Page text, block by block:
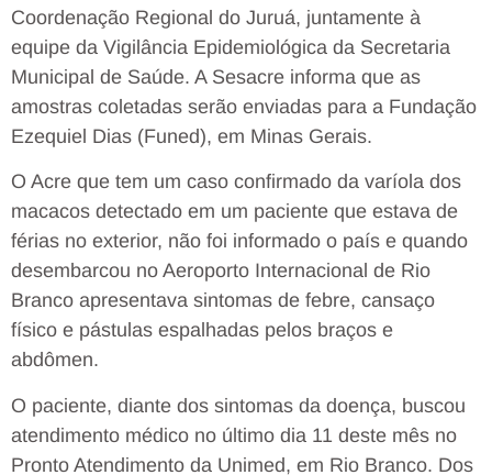
Coordenação Regional do Juruá, juntamente à
equipe da Vigilância Epidemiológica da Secretaria
Municipal de Saúde. A Sesacre informa que as
amostras coletadas serão enviadas para a Fundação
Ezequiel Dias (Funed), em Minas Gerais.
O Acre que tem um caso confirmado da varíola dos
macacos detectado em um paciente que estava de
férias no exterior, não foi informado o país e quando
desembarcou no Aeroporto Internacional de Rio
Branco apresentava sintomas de febre, cansaço
físico e pástulas espalhadas pelos braços e
abdômen.
O paciente, diante dos sintomas da doença, buscou
atendimento médico no último dia 11 deste mês no
Pronto Atendimento da Unimed, em Rio Branco. Dos